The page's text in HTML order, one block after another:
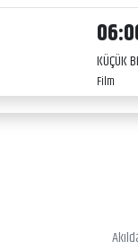
KÜÇÜK
Film